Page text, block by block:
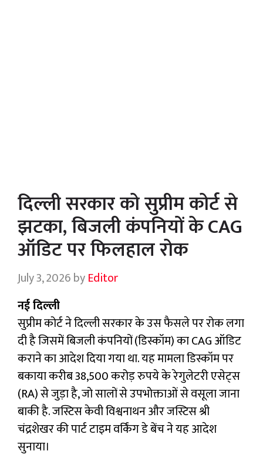
दिल्ली सरकार को सुप्रीम कोर्ट से
झटका, बिजली कंपनियों के CAG
ऑडिट पर फिलहाल रोक
July 3, 2026byEditor
नई दिल्ली
सुप्रीम कोर्ट ने दिल्ली सरकार के उस फैसले पर रोक लगा
दी है जिसमें बिजली कंपनियों (डिस्कॉम) का CAG ऑडिट
कराने का आदेश दिया गया था. यह मामला डिस्कॉम पर
बकाया करीब 38,500 करोड़ रुपये के रेगुलेटरी एसेट्स
(RA) से जुड़ा है, जो सालों से उपभोक्ताओं से वसूला जाना
बाकी है. जस्टिस केवी विश्वनाथन और जस्टिस श्री
चंद्रशेखर की पार्ट टाइम वर्किंग डे बेंच ने यह आदेश
सुनाया।